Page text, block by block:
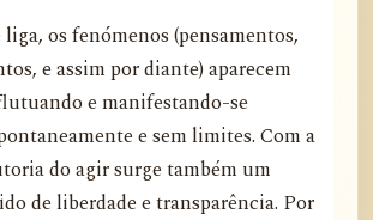
liga, os fenómenos (pensamentos,
e assim por diante) aparecem
e manifestando-se
e sem limites. Com a
do agir surge também um
de liberdade e transparência. Por